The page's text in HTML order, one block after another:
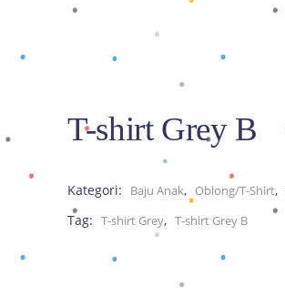
T-shirt Grey B
Kategori: Baju Anak, Oblong/T-Shirt,
Tag: T-shirt Grey, T-shirt Grey B